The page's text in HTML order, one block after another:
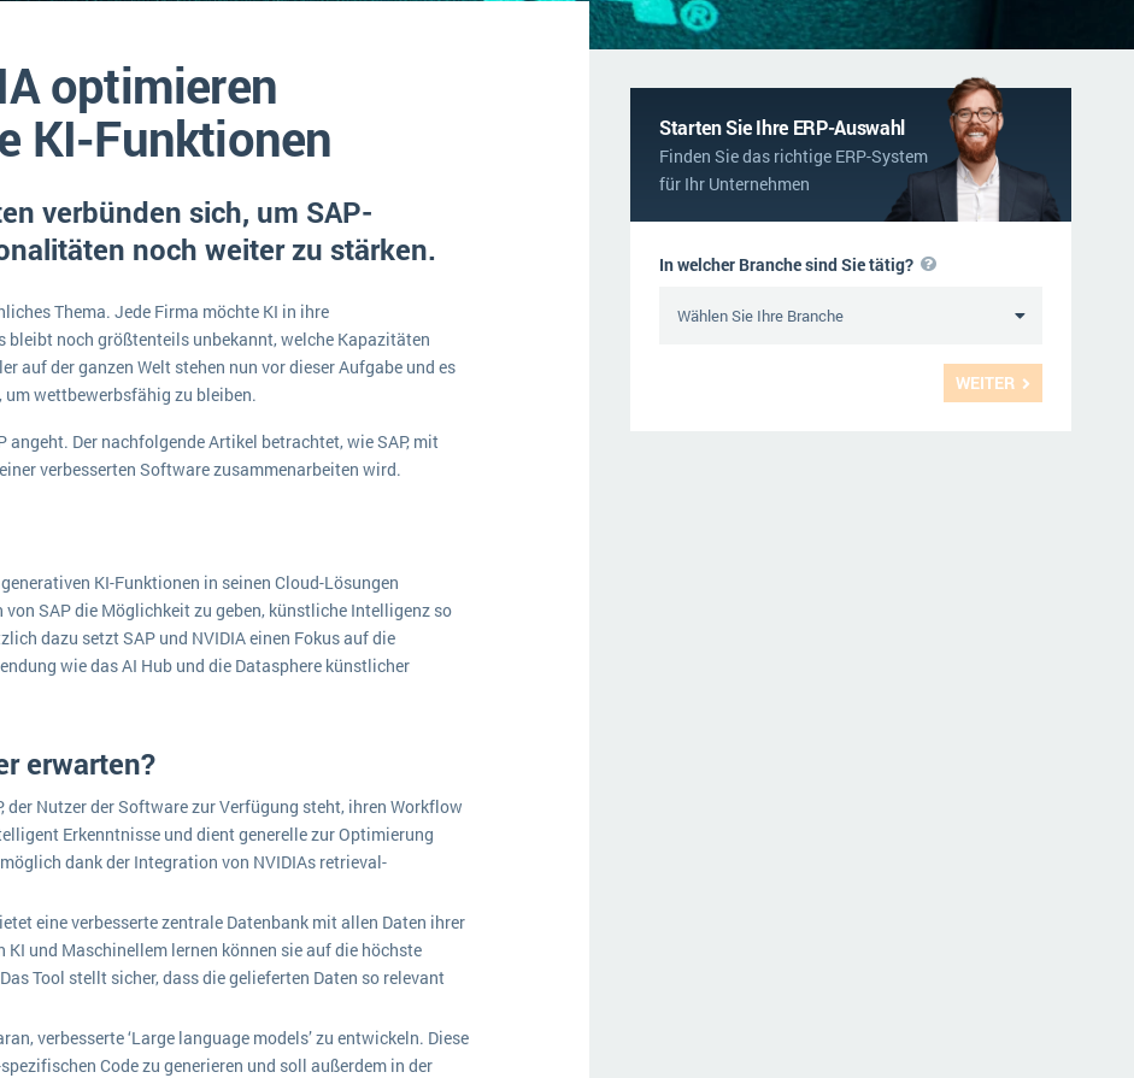
Service und Wartung
NGO
Immobilien
Textil und Mode
Versorgung
MEHR ÜBER ERP-SOFTWARE
ERP-Trends in der Produktion
NACHRICHTENARCHIV
optimieren
KI-Funktionen
verbünden sich, um SAP-
noch weiter zu stärken.
Thema. Jede Firma möchte KI in ihre
bleibt noch größtenteils unbekannt, welche Kapazitäten
auf der ganzen Welt stehen nun vor dieser Aufgabe und es
wettbewerbsfähig zu bleiben.
angeht. Der nachfolgende Artikel betrachtet, wie SAP, mit
verbesserten Software zusammenarbeiten wird.
KI-Funktionen in seinen Cloud-Lösungen
SAP die Möglichkeit zu geben, künstliche Intelligenz so
dazu setzt SAP und NVIDIA einen Fokus auf die
wie das AI Hub und die Datasphere künstlicher
erwarten?
der Nutzer der Software zur Verfügung steht, ihren Workflow
Erkenntnisse und dient generelle zur Optimierung
dank der Integration von NVIDIAs retrieval-
eine verbesserte zentrale Datenbank mit allen Daten ihrer
und Maschinellem lernen können sie auf die höchste
Tool stellt sicher, dass die gelieferten Daten so relevant
verbesserte ‘Large language models’ zu entwickeln. Diese
Code zu generieren und soll außerdem in der
Starten Sie Ihre ERP-Auswahl
Finden Sie das richtige ERP-System
für Ihr Unternehmen
WEITER
In welcher Branche sind Sie tätig?